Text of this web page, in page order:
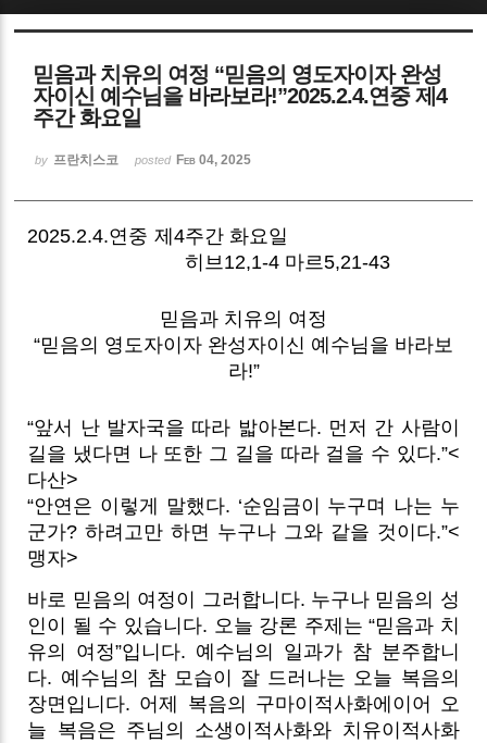
믿음과 치유의 여정 “믿음의 영도자이자 완성
자이신 예수님을 바라보라!”2025.2.4.연중 제4
주간 화요일
by 프란치스코 posted Feb 04, 2025
2025.2.4.연중 제4주간 화요일
히브12,1-4 마르5,21-43
믿음과 치유의 여정
“믿음의 영도자이자 완성자이신 예수님을 바라보
라!”
“앞서 난 발자국을 따라 밟아본다. 먼저 간 사람이
길을 냈다면 나 또한 그 길을 따라 걸을 수 있다.”<
다산>
“안연은 이렇게 말했다. ‘순임금이 누구며 나는 누
군가? 하려고만 하면 누구나 그와 같을 것이다.”<
맹자>
바로 믿음의 여정이 그러합니다. 누구나 믿음의 성
인이 될 수 있습니다. 오늘 강론 주제는 “믿음과 치
유의 여정”입니다. 예수님의 일과가 참 분주합니
다. 예수님의 참 모습이 잘 드러나는 오늘 복음의
장면입니다. 어제 복음의 구마이적사화에이어 오
늘 복음은 주님의 소생이적사화와 치유이적사화
Sketchbook5, 스케치북5
Sketchbook5, 스케치북5